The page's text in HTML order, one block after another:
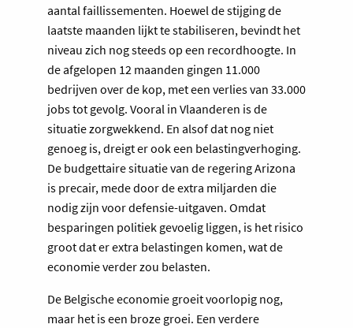
aantal faillissementen. Hoewel de stijging de
laatste maanden lijkt te stabiliseren, bevindt het
niveau zich nog steeds op een recordhoogte. In
de afgelopen 12 maanden gingen 11.000
bedrijven over de kop, met een verlies van 33.000
jobs tot gevolg. Vooral in Vlaanderen is de
situatie zorgwekkend. En alsof dat nog niet
genoeg is, dreigt er ook een belastingverhoging.
De budgettaire situatie van de regering Arizona
is precair, mede door de extra miljarden die
nodig zijn voor defensie-uitgaven. Omdat
besparingen politiek gevoelig liggen, is het risico
groot dat er extra belastingen komen, wat de
economie verder zou belasten.
De Belgische economie groeit voorlopig nog,
maar het is een broze groei. Een verdere